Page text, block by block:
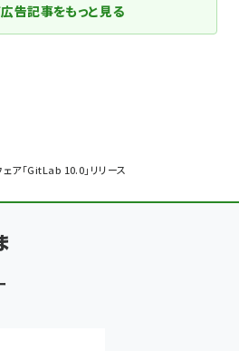
ア「GitLab 10.0」リリース
告記事をもっと見る